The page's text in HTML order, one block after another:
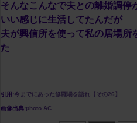
そんなこんなで夫との離婚調停
いい感じに生活してたんだが
夫が興信所を使って私の居場所
た
引用:今までにあった修羅場を語れ【その26】
画像出典:photo AC